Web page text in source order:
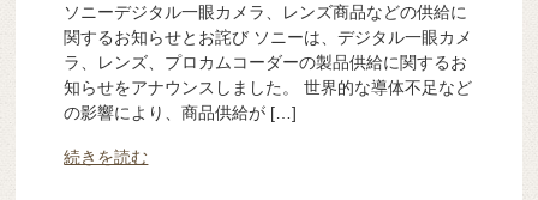
ソニーデジタル一眼カメラ、レンズ商品などの供給に
関するお知らせとお詫び ソニーは、デジタル一眼カメ
ラ、レンズ、プロカムコーダーの製品供給に関するお
知らせをアナウンスしました。 世界的な導体不足など
の影響により、商品供給が […]
続きを読む